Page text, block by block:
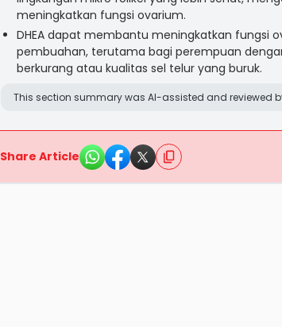
meningkatkan fungsi ovarium.
DHEA dapat membantu meningkatkan fungsi
pembuahan, terutama bagi perempuan
berkurang atau kualitas sel telur yang buruk.
This section summary was AI-assisted and reviewed
Share Article